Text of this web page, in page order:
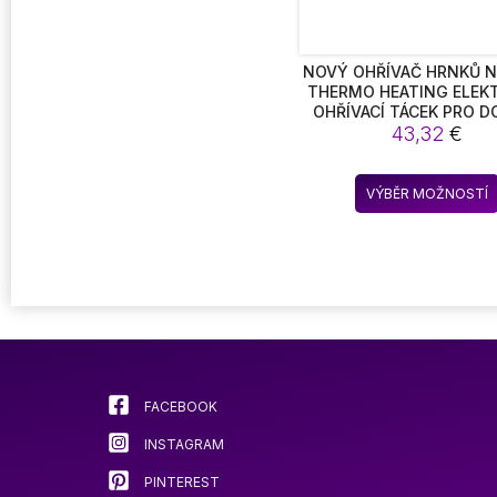
NOVÝ OHŘÍVAČ HRNKŮ
THERMO HEATING
OHŘÍVACÍ TÁCEK PRO
KANCELÁŘ 3
ČAJOVÝCH ŠÁLKŮ
NAROZENINOVÝ
43,32€
VÝBĚR MOŽNOSTÍ
FACEBOOK
INSTAGRAM
PINTEREST